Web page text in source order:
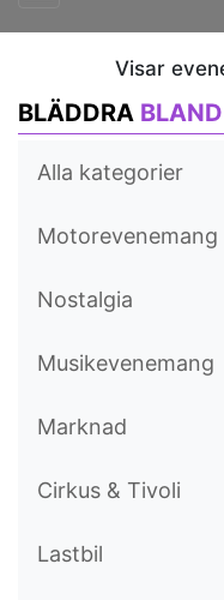
Visar
BLÄDDRA
Alla kategorier
Motorevenemang
Nostalgia
Musikevenemang
Marknad
Cirkus & Tivoli
Lastbil